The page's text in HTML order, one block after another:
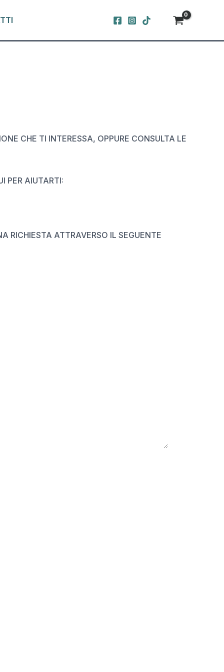
CHE TI INTERESSA, OPPURE CONSULTA LE
PER AIUTARTI:
RICHIESTA ATTRAVERSO IL SEGUENTE